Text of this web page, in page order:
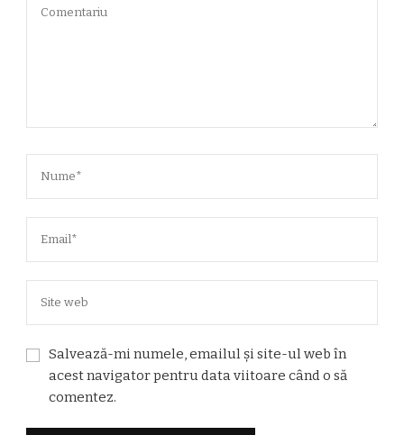
Salvează-mi numele, emailul și site-ul web în
acest navigator pentru data viitoare când o să
comentez.